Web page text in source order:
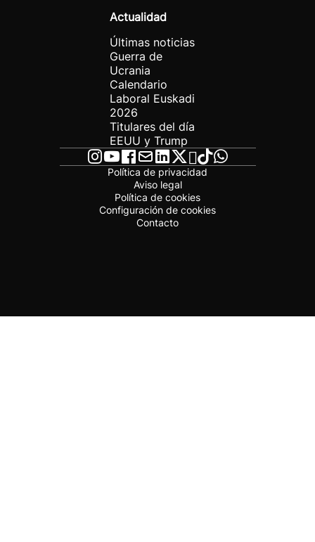
Actualidad
Últimas noticias
Guerra de
Ucrania
Calendario
Laboral Euskadi
2026
Titulares del día
EEUU y Trump
Política de privacidad
Aviso legal
Política de cookies
Configuración de cookies
Contacto